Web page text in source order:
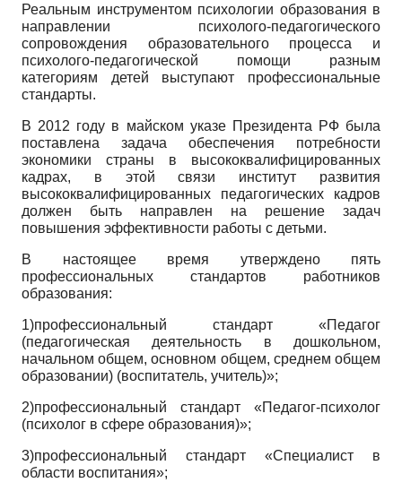
Реальным инструментом психологии образования в
направлении психолого-педагогического
сопровождения образовательного процесса и
психолого-педагогической помощи разным
категориям детей выступают профессиональные
стандарты.
В 2012 году в майском указе Президента РФ была
поставлена задача обеспечения потребности
экономики страны в высококвалифицированных
кадрах, в этой связи институт развития
высококвалифицированных педагогических кадров
должен быть направлен на решение задач
повышения эффективности работы с детьми.
В настоящее время утверждено пять
профессиональных стандартов работников
образования:
1)профессиональный стандарт «Педагог
(педагогическая деятельность в дошкольном,
начальном общем, основном общем, среднем общем
образовании) (воспитатель, учитель)»;
2)профессиональный стандарт «Педагог-психолог
(психолог в сфере образования)»;
3)профессиональный стандарт «Специалист в
области воспитания»;